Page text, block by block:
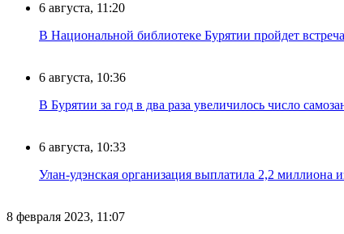
6 августа, 11:20
В Национальной библиотеке Бурятии пройдет
6 августа, 10:36
В Бурятии за год в два раза увеличилось число
6 августа, 10:33
Улан-удэнская организация выплатила 2,2 миллиона
8 февраля 2023, 11:07